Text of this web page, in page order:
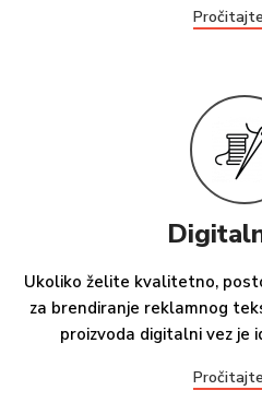
Ukoliko želite kvalitetno,
za brendiranje reklamnog
proizvoda digitalni vez je